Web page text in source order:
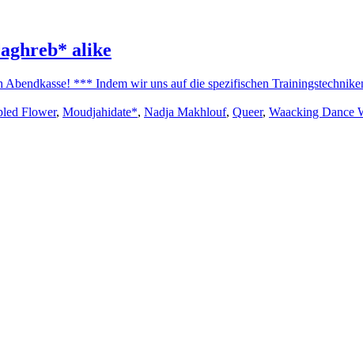
alike
*** Indem wir uns auf die spezifischen
Flower, Moudjahidate*, Nadja Makhlouf, Queer, Waacking Dance